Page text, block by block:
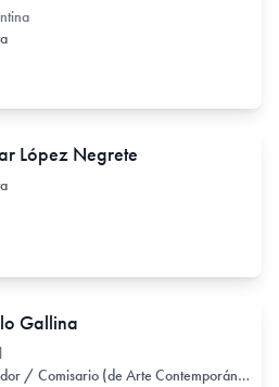
López Negrete
Gallina
Curador / Comisario (de Arte Contemporáneo)